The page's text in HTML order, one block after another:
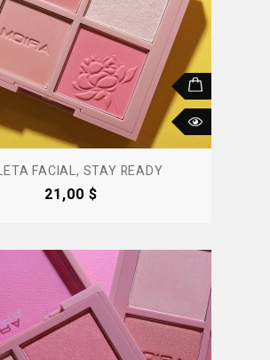
FACIAL, STAY READY
Precio
21,00 $